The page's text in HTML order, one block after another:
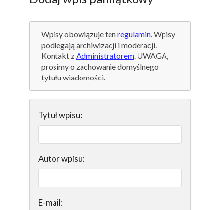
Wpisy obowiązuje tenregulamin . Wpisy
podlegają archiwizacji i moderacji.
Kontakt z Administratorem . UWAGA,
prosimy o zachowanie domyślnego
tytułu wiadomości.
Tytuł wpisu:
Autor wpisu:
E-mail: